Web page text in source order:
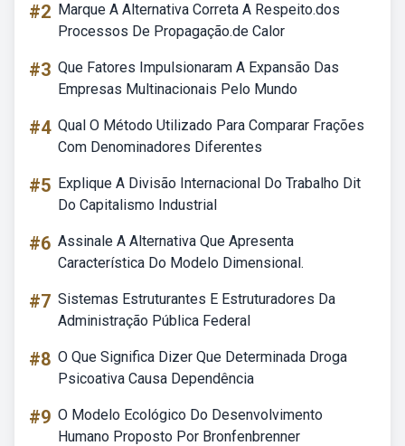
#2 Marque A Alternativa Correta A Respeito.dos
Processos De Propagação.de Calor
#3 Que Fatores Impulsionaram A Expansão Das
Empresas Multinacionais Pelo Mundo
#4 Qual O Método Utilizado Para Comparar Frações
Com Denominadores Diferentes
#5 Explique A Divisão Internacional Do Trabalho Dit
Do Capitalismo Industrial
#6 Assinale A Alternativa Que Apresenta
Característica Do Modelo Dimensional.
#7 Sistemas Estruturantes E Estruturadores Da
Administração Pública Federal
#8 O Que Significa Dizer Que Determinada Droga
Psicoativa Causa Dependência
#9 O Modelo Ecológico Do Desenvolvimento
Humano Proposto Por Bronfenbrenner